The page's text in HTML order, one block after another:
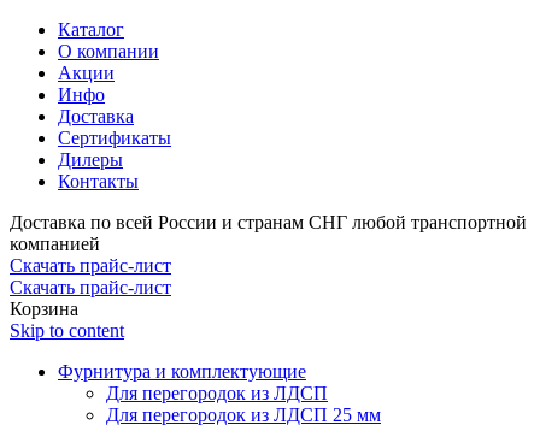
Каталог
О компании
Акции
Инфо
Доставка
Сертификаты
Дилеры
Контакты
Доставка по всей России и странам СНГ любой транспортной
компанией
Скачать прайс-лист
Скачать прайс-лист
Корзина
Skip to content
Фурнитура и комплектующие
Для перегородок из ЛДСП
Для перегородок из ЛДСП 25 мм